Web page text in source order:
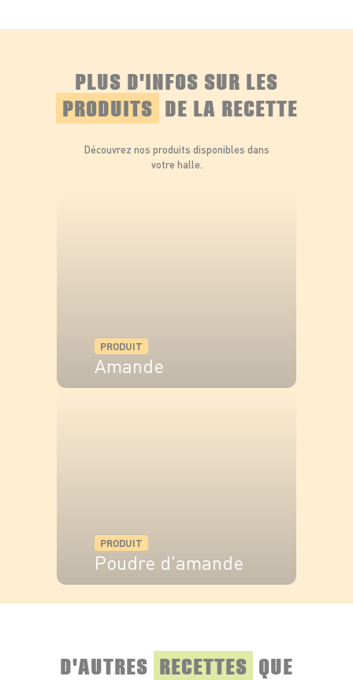
Enfournez pendant 25 à 30 minutes : le
Laissez tiédir et dégustez !
PLUS D'INFOS SUR LES
PRODUITS DE LA RECETTE
Découvrez nos produits disponibles dans
votre halle.
PRODUIT
Amande
PRODUIT
Poudre d'amande
D'AUTRES RECETTES QUE